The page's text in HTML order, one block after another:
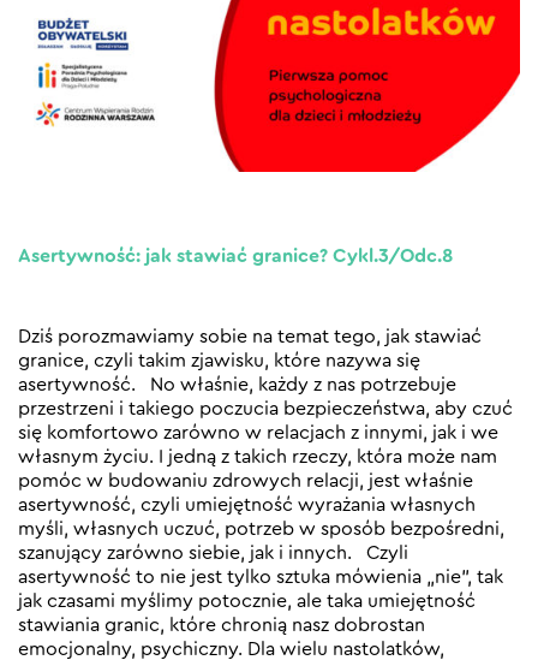
Asertywność: jak stawiać granice? Cykl.3/Odc.8
Dziś porozmawiamy sobie na temat tego, jak stawiać
granice, czyli takim zjawisku, które nazywa się
asertywność. No właśnie, każdy z nas potrzebuje
przestrzeni i takiego poczucia bezpieczeństwa, aby czuć
się komfortowo zarówno w relacjach z innymi, jak i we
własnym życiu. I jedną z takich rzeczy, która może nam
pomóc w budowaniu zdrowych relacji, jest właśnie
asertywność, czyli umiejętność wyrażania własnych
myśli, własnych uczuć, potrzeb w sposób bezpośredni,
szanujący zarówno siebie, jak i innych. Czyli
asertywność to nie jest tylko sztuka mówienia „nie”, tak
jak czasami myślimy potocznie, ale taka umiejętność
stawiania granic, które chronią nasz dobrostan
emocjonalny, psychiczny. Dla wielu nastolatków,